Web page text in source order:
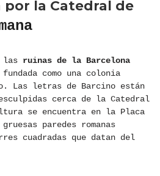
las ruinas de la Barcelona
como una colonia
Las letras de Barcino están
cerca de la Catedral
se encuentra en la Placa
paredes romanas
cuadradas que datan del